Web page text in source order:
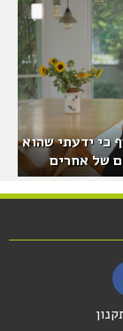
כי ידעתי שהוא
של אחרים